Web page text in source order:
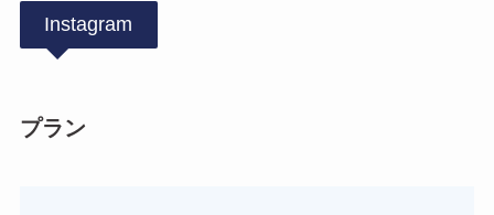
Instagram
プラン